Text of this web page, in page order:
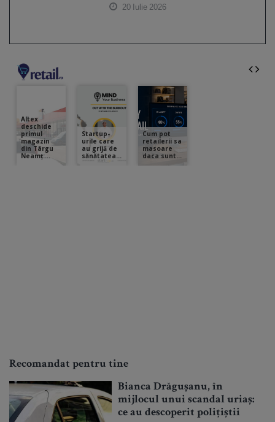
20 Iulie 2026
Recomandat pentru tine
Bianca Drăgușanu, în
mijlocul unui scandal uriaș:
ce au descoperit polițiștii